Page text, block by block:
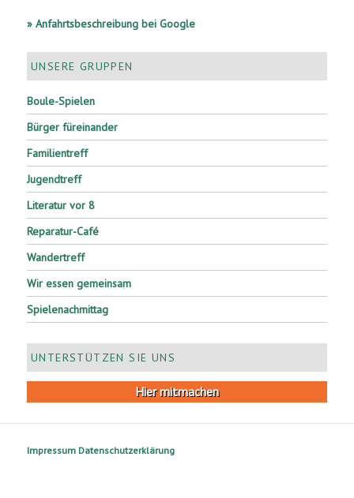
» Anfahrtsbeschreibung bei Google
UNSERE GRUPPEN
Boule-Spielen
Bürger füreinander
Familientreff
Jugendtreff
Literatur vor 8
Reparatur-Café
Wandertreff
Wir essen gemeinsam
Spielenachmittag
UNTERSTÜTZEN SIE UNS
Hier mitmachen
Impressum Datenschutzerklärung